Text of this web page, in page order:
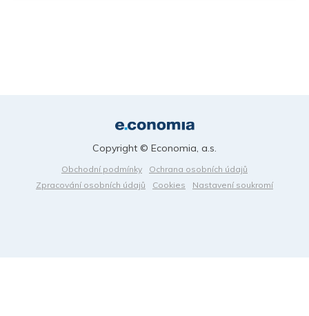
Obchodní podmínky
Ochrana osobních údajů
Zpracování osobních údajů
Cookies Nastavení soukromí
Copyright © Economia, a.s.